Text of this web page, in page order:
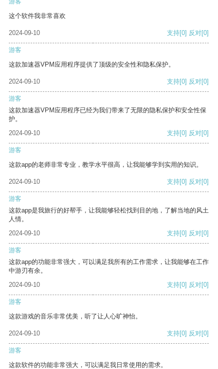
这个软件我非常喜欢
2024-09-10 支持[0] 反对[0]
游客
这款加速器VPM应用程序提供了顶级的安全性和隐私保护。
2024-09-10 支持[0] 反对[0]
游客
这款加速器VPM应用程序已经为我们带来了无限的隐私保护和安全性保
护。
2024-09-10
支持[0] 反对[0]
游客
这款app的老师非常专业，教学水平很高，让我能够学到实用的知识。
2024-09-10 支持[0] 反对[0]
游客
这款app是我旅行的好帮手，让我能够轻松找到目的地，了解当地的风土
人情。
2024-09-10
支持[0] 反对[0]
游客
这款app的功能非常强大，可以满足我所有的工作需求，让我能够在工作
中游刃有余。
2024-09-10
支持[0] 反对[0]
游客
这款游戏的音乐非常优美，听了让人心旷神怡。
2024-09-10 支持[0] 反对[0]
游客
这款软件的功能非常强大，可以满足我日常使用的需求。